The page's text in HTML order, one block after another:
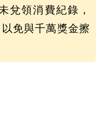
兌領消費紀錄，
免與千萬獎金擦